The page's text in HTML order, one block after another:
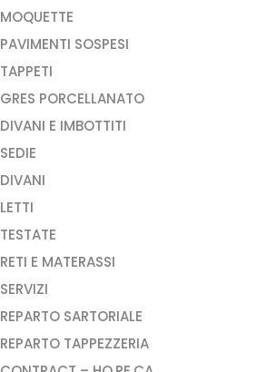
MOQUETTE
PAVIMENTI SOSPESI
TAPPETI
GRES PORCELLANATO
DIVANI E IMBOTTITI
SEDIE
DIVANI
LETTI
TESTATE
RETI E MATERASSI
SERVIZI
REPARTO SARTORIALE
REPARTO TAPPEZZERIA